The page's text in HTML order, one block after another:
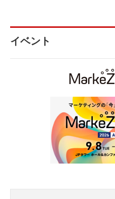
イベント